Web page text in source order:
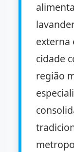
externa
cidade
região